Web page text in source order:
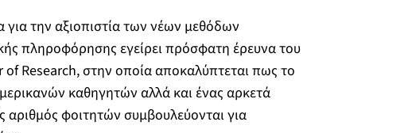
την αξιοπιστία των νέων μεθόδων
πληροφόρησης εγείρει πρόσφατη έρευνα του
of Research, στην οποία αποκαλύπτεται πως το
καθηγητών αλλά και ένας αρκετά
αριθμός φοιτητών συμβουλεύονται για